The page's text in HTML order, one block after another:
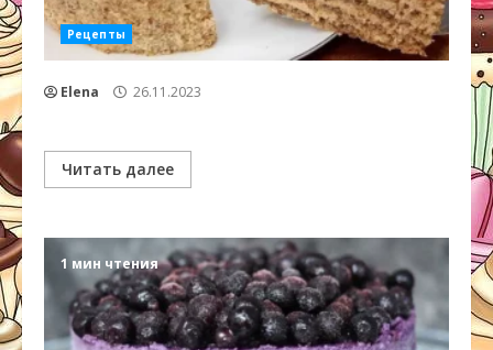
Рецепты
Elena 26.11.2023
Читать далее
1 мин чтения